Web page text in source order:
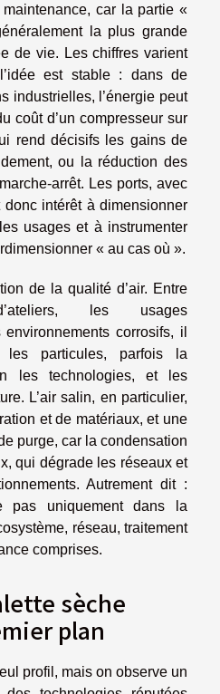
car la partie «
la plus grande
de vie. Les chiffres varient
est stable : dans de
industrielles, l’énergie peut
coût d’un compresseur sur
rend décisifs les gains de
ou la réduction des
arrêt. Les ports, avec
donc intérêt à dimensionner
usages et à instrumenter
« au cas où ».
de la qualité d’air. Entre
les usages
corrosifs, il
les particules, parfois la
les technologies, et les
L’air salin, en particulier,
et de matériaux, et une
purge, car la condensation
qui dégrade les réseaux et
Autrement dit :
pas uniquement dans la
réseau, traitement
comprises.
sèche
plan
profil, mais on observe un